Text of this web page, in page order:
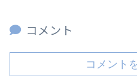
コメント
コメント